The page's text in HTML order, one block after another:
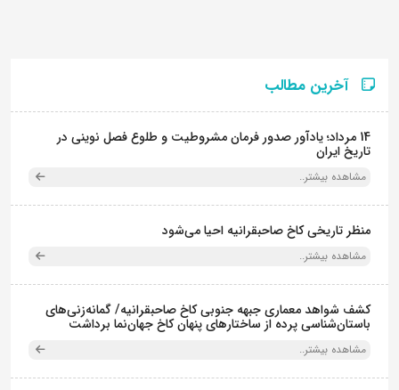
آخرین مطالب
14 مرداد؛ یادآور صدور فرمان مشروطیت و طلوع فصل نوینی در
تاریخ ایران
مشاهده بیشتر..
منظر تاریخی کاخ صاحبقرانیه احیا می‌شود
مشاهده بیشتر..
کشف شواهد معماری جبهه جنوبی کاخ صاحبقرانیه/ گمانه‌زنی‌های
باستان‌شناسی پرده از ساختارهای پنهان کاخ جهان‌نما برداشت
مشاهده بیشتر..